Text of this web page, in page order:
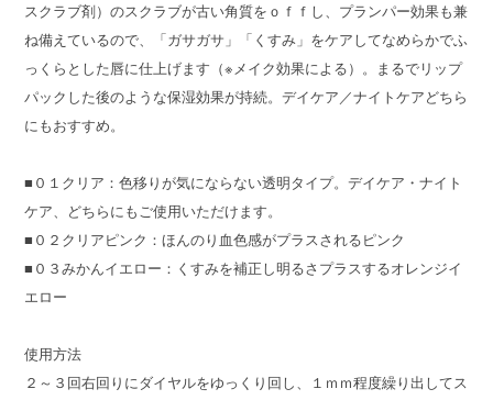
スクラブ剤）のスクラブが古い角質をｏｆｆし、プランパー効果も兼
ね備えているので、「ガサガサ」「くすみ」をケアしてなめらかでふ
っくらとした唇に仕上げます（※メイク効果による）。まるでリップ
パックした後のような保湿効果が持続。デイケア／ナイトケアどちら
にもおすすめ。
■０１クリア：色移りが気にならない透明タイプ。デイケア・ナイト
ケア、どちらにもご使用いただけます。
■０２クリアピンク：ほんのり血色感がプラスされるピンク
■０３みかんイエロー：くすみを補正し明るさプラスするオレンジイ
エロー
使用方法
２～３回右回りにダイヤルをゆっくり回し、１ｍｍ程度繰り出してス